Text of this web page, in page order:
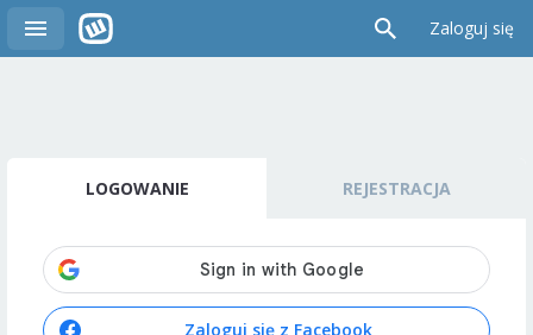
Zaloguj się
LOGOWANIE REJESTRACJA
Zaloguj się z Facebook